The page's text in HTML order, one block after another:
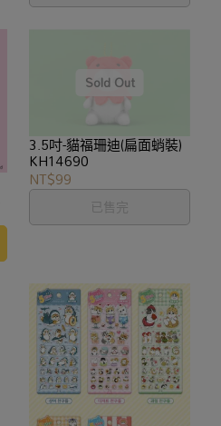
3.5吋-貓福珊迪(扁面蛸裝)
KH14690
NT$99
已售完